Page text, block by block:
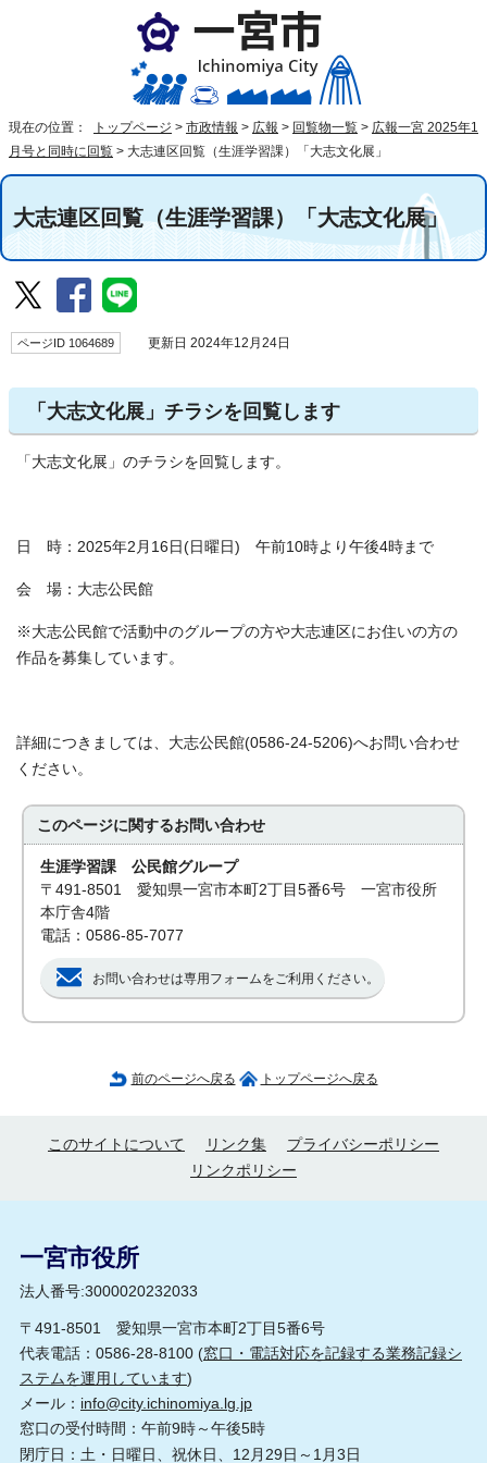
現在の位置： トップページ > 市政情報 > 広報 > 回覧物一覧 > 広報一宮 2025年1
月号と同時に回覧 > 大志連区回覧（生涯学習課）「大志文化展」
大志連区回覧（生涯学習課）「大志文化展」
ページID 1064689 更新日 2024年12月24日
「大志文化展」チラシを回覧します
「大志文化展」のチラシを回覧します。
日 時：2025年2月16日(日曜日) 午前10時より午後4時まで
会 場：大志公民館
※大志公民館で活動中のグループの方や大志連区にお住いの方の
作品を募集しています。
詳細につきましては、大志公民館(0586-24-5206)へお問い合わせ
ください。
このページに関するお問い合わせ
生涯学習課 公民館グループ
〒491-8501 愛知県一宮市本町2丁目5番6号 一宮市役所
本庁舎4階
電話：0586-85-7077
お問い合わせは専用フォームをご利用ください。
前のページへ戻る トップページへ戻る
このサイトについて リンク集
プライバシーポリシー
リンクポリシー
一宮市役所
法人番号:3000020232033
〒491-8501 愛知県一宮市本町2丁目5番6号
代表電話：0586-28-8100 (窓口・電話対応を記録する業務記録シ
ステムを運用しています)
メール： info@city.ichinomiya.lg.jp
窓口の受付時間：午前9時～午後5時
閉庁日：土・日曜日、祝休日、12月29日～1月3日